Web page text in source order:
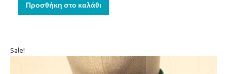
Προσθήκη στο καλάθι
Sale!
price
τρέχουσα
τιμή
είναι: